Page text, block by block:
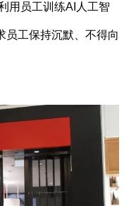
用员工训练AI人工智
员工保持沉默、不得向